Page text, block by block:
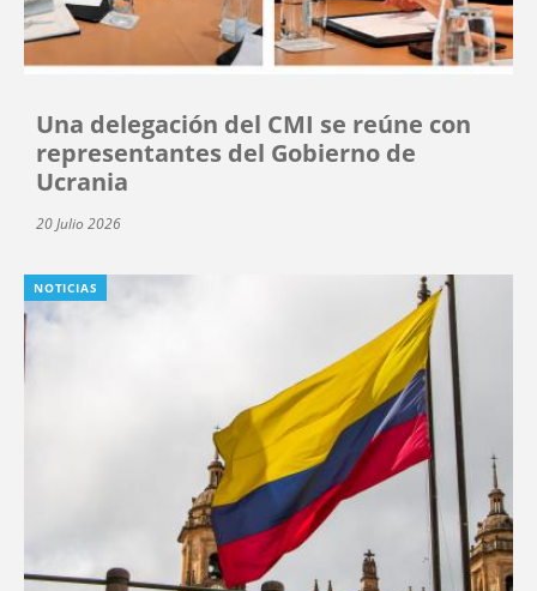
Una delegación del CMI se reúne con
representantes del Gobierno de
Ucrania
20 Julio 2026
NOTICIAS